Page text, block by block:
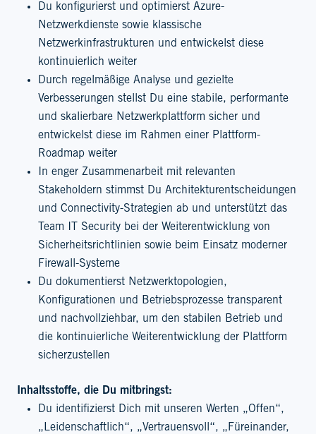
Du konfigurierst und optimierst Azure-
Netzwerkdienste sowie klassische
Netzwerkinfrastrukturen und entwickelst diese
kontinuierlich weiter
Durch regelmäßige Analyse und gezielte
Verbesserungen stellst Du eine stabile, performante
und skalierbare Netzwerkplattform sicher und
entwickelst diese im Rahmen einer Plattform-
Roadmap weiter
In enger Zusammenarbeit mit relevanten
Stakeholdern stimmst Du Architekturentscheidungen
und Connectivity-Strategien ab und unterstützt das
Team IT Security bei der Weiterentwicklung von
Sicherheitsrichtlinien sowie beim Einsatz moderner
Firewall-Systeme
Du dokumentierst Netzwerktopologien,
Konfigurationen und Betriebsprozesse transparent
und nachvollziehbar, um den stabilen Betrieb und
die kontinuierliche Weiterentwicklung der Plattform
sicherzustellen
Inhaltsstoffe, die Du mitbringst:
Du identifizierst Dich mit unseren Werten „Offen“,
„Leidenschaftlich“, „Vertrauensvoll“, „Füreinander,